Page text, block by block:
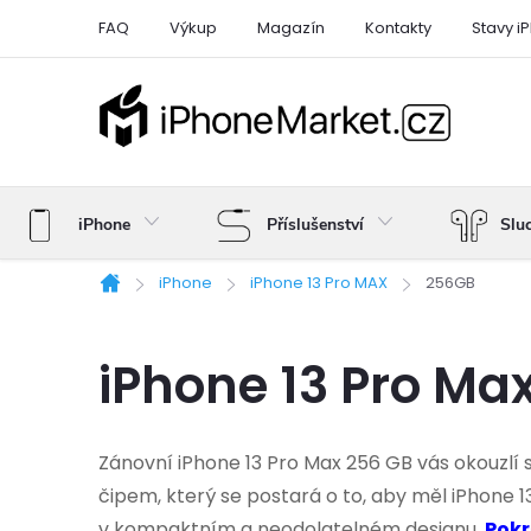
FAQ Výkup Magazín Kontakty Stavy
iPhone Příslušenství
Domů
iPhone iPhone 13 Pro MAX 256GB
iPhone 13 Pro
Zánovní iPhone 13 Pro Max 256 GB vás
čipem, který se postará o to, aby měl iPhone